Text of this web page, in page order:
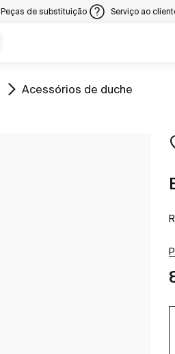
Peças de substituição Serviço ao
Ir para
Acessórios de duche